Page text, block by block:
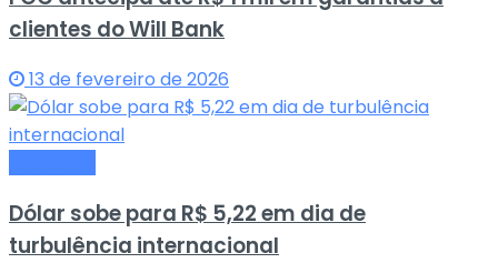
clientes do Will Bank
13 de fevereiro de 2026
Dólar sobe para R$ 5,22 em dia de
turbulência internacional